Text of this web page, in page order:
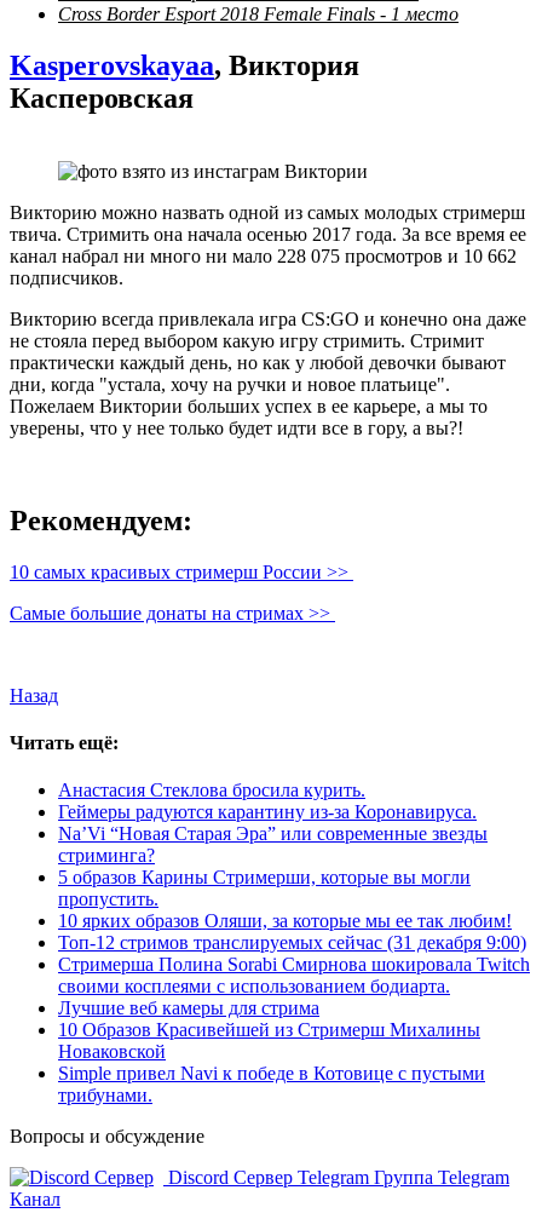
Cross Border Esport 2018 Female Finals - 1 место
Kasperovskayaa, Виктория
Касперовская
Викторию можно назвать одной из самых молодых стримерш
твича. Стримить она начала осенью 2017 года. За все время ее
канал набрал ни много ни мало 228 075 просмотров и 10 662
подписчиков.
Викторию всегда привлекала игра CS:GO и конечно она даже
не стояла перед выбором какую игру стримить. Стримит
практически каждый день, но как у любой девочки бывают
дни, когда "устала, хочу на ручки и новое платьице".
Пожелаем Виктории больших успех в ее карьере, а мы то
уверены, что у нее только будет идти все в гору, а вы?!
Рекомендуем:
10 самых красивых стримерш России >>
Самые большие донаты на стримах >>
Назад
Читать ещё:
Анастасия Стеклова бросила курить.
Геймеры радуются карантину из-за Коронавируса.
Na’Vi “Новая Старая Эра” или современные звезды
стриминга?
5 образов Карины Стримерши, которые вы могли
пропустить.
10 ярких образов Оляши, за которые мы ее так любим!
Топ-12 стримов транслируемых сейчас (31 декабря 9:00)
Стримерша Полина Sorabi Смирнова шокировала Twitch
своими косплеями с использованием бодиарта.
Лучшие веб камеры для стрима
10 Образов Красивейшей из Стримерш Михалины
Новаковской
Simple привел Navi к победе в Котовице с пустыми
трибунами.
Вопросы и обсуждение
Discord Сервер Telegram Группа Telegram
Канал